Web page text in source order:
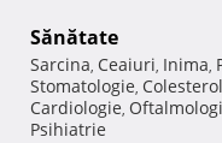
Sănătate
Sarcina, Ceaiuri, Inima,
Stomatologie, Colesterol
Cardiologie,
Psihiatrie